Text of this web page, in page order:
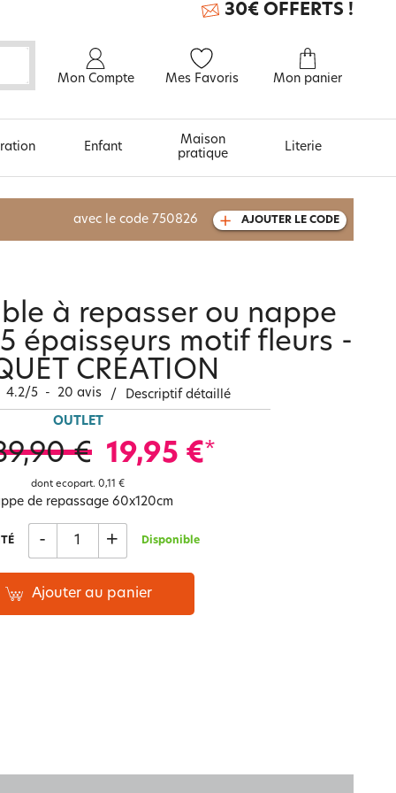
Mon Compte Mes Favoris Mon panier
30€ OFFERTS !
À découvrir aussi
Carte cadeau
La gaze de coton
Enfant
Maison
pratique
Literie
avec le code 750826 AJOUTER LE CODE
à repasser ou nappe
épaisseurs motif fleurs -
CRÉATION
4.2/5 - 20 avis / Descriptif détaillé
OUTLET
€ 19,95 €*
dont ecopart. 0,11 €
de repassage 60x120cm
- + Disponible
Ajouter au panier